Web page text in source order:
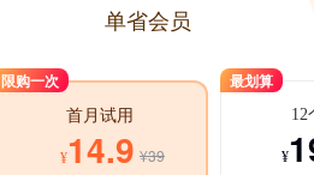
单省会员
限购一次
首月试用
¥14.9 ¥39
最划算
12
¥